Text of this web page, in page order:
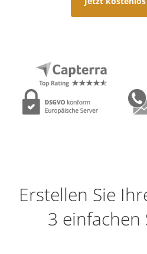
Erstellen Sie
3 einfachen